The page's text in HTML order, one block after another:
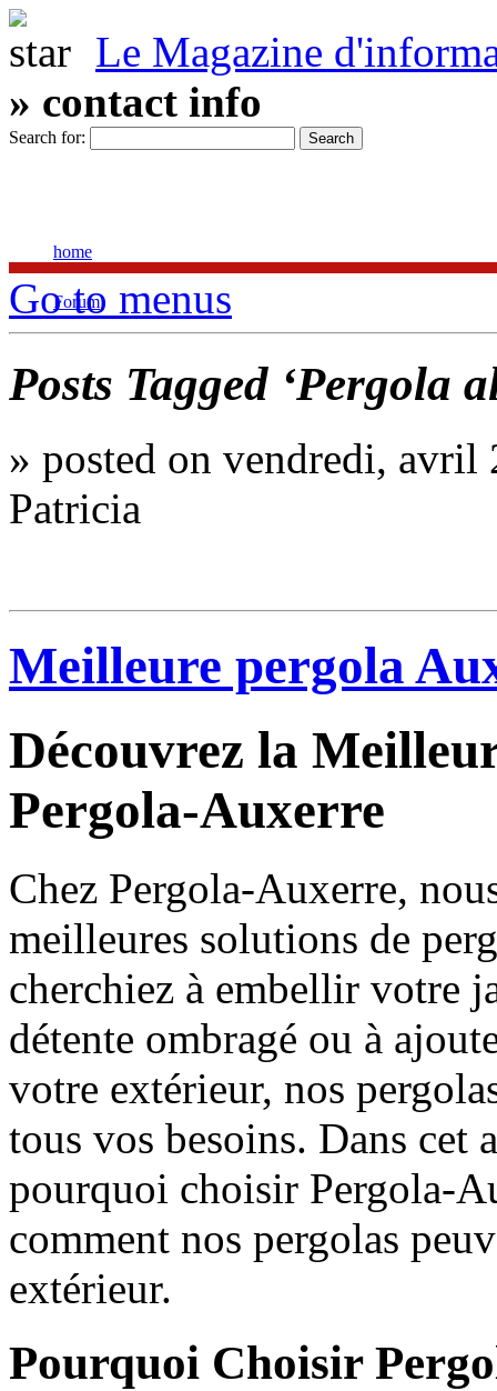
Le Magazine
» contact info
Search for:
home
Forum
Go to menus
Posts Tagged ‘Pergola
» posted on vendredi,
Patricia
Meilleure pergola
Découvrez la
Pergola-Auxerre
Chez Pergola-Auxerre,
meilleures solutions de
cherchiez à embellir votre
détente ombragé ou à
votre extérieur, nos
tous vos besoins. Dans
pourquoi choisir Pergola-
comment nos pergolas
extérieur.
Pourquoi Choisir